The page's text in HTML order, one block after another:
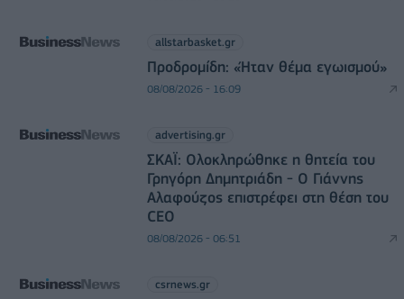
allstarbasket.gr
Προδρομίδη: «Ήταν θέμα εγωισμού»
08/08/2026 - 16:09
advertising.gr
ΣΚΑΪ: Ολοκληρώθηκε η θητεία του
Γρηγόρη Δημητριάδη - Ο Γιάννης
Αλαφούζος επιστρέφει στη θέση του
CEO
08/08/2026 - 06:51
csrnews.gr